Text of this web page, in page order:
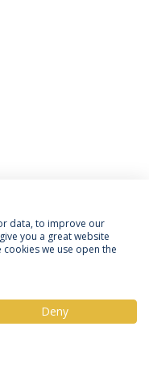
& Condições
Dados
Portuguesa
data, to improve our
you a great website
we use open the
Deny